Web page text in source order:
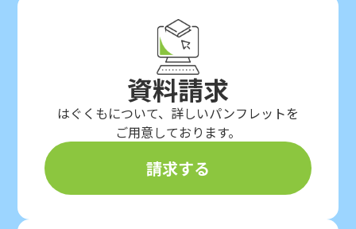
資料請求
はぐくもについて、詳しいパンフレットを
ご用意しております。
請求する